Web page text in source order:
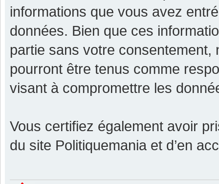
informations que vous avez
données. Bien que ces
partie sans votre consentement,
pourront être tenus comme
visant à compromettre les
Vous certifiez également avoir
du site Politiquemania et d’en